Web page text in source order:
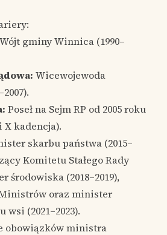
Wójt gminy Winnica (1990–
Wicewojewoda
Poseł na Sejm RP od 2005 roku
X kadencja).
skarbu państwa (2015–
Komitetu Stałego Rady
(2018–2019),
oraz minister
(2021–2023).
obowiązków ministra